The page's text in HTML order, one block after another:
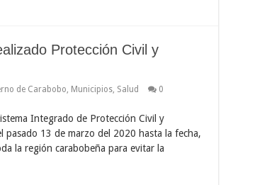
Protección Civil y
de Carabobo Municipios Salud
0
Integrado de Protección Civil y
pasado 13 de marzo del 2020 hasta la fecha,
la región carabobeña para evitar la